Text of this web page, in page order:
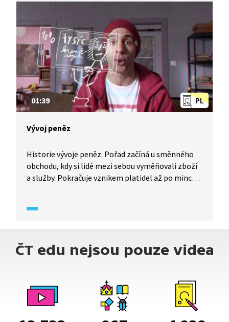
PL
01:39
Vývoj peněz
Historie vývoje peněz. Pořad začíná u směnného
obchodu, kdy si lidé mezi sebou vyměňovali zboží
a služby. Pokračuje vznikem platidel až po mince
internet.
ČT edu nejsou pouze videa